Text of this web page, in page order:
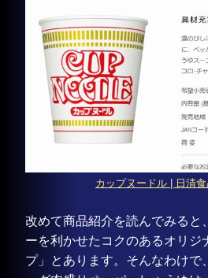
カップヌードル | 日清
改めて商品紹介を読んでみると
ーを利かせたコクのあるオリジ
プ」とあります。そんなわけで